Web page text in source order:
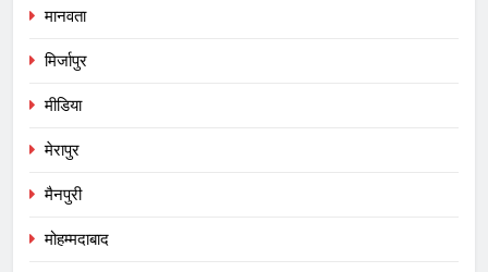
मानवता
मिर्जापुर
मीडिया
मेरापुर
मैनपुरी
मोहम्मदाबाद